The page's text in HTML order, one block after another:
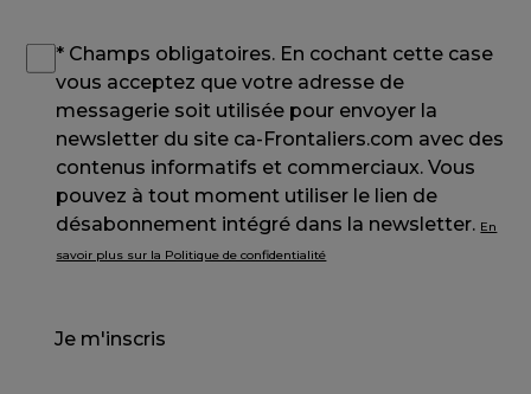
* Champs obligatoires. En cochant cette case
vous acceptez que votre adresse de
messagerie soit utilisée pour envoyer la
newsletter du site ca-Frontaliers.com avec des
contenus informatifs et commerciaux. Vous
pouvez à tout moment utiliser le lien de
désabonnement intégré dans la newsletter. En
savoir plus sur la Politique de confidentialité
Je m'inscris